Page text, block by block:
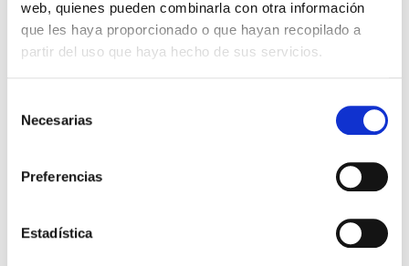
web, quienes pueden combinarla con otra información
que les haya proporcionado o que hayan recopilado a
partir del uso que haya hecho de sus servicios.
Necesarias
Preferencias
Estadística
Sin stock
Importante:Envío gratis a Penínsulaen pedidos de + 30€
Artículos relacionados